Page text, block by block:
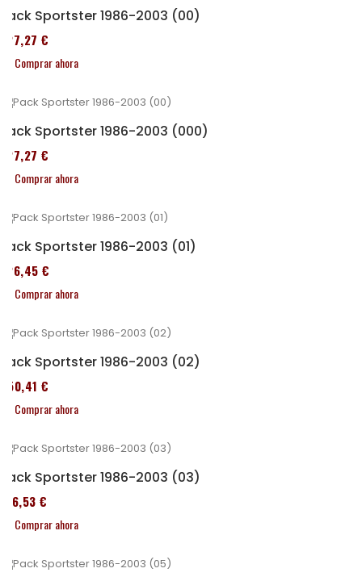
Pack Sportster 1986-2003 (00)
227,27 €
Comprar ahora
Pack Sportster 1986-2003 (000)
227,27 €
Comprar ahora
Pack Sportster 1986-2003 (01)
326,45 €
Comprar ahora
Pack Sportster 1986-2003 (02)
450,41 €
Comprar ahora
Pack Sportster 1986-2003 (03)
516,53 €
Comprar ahora